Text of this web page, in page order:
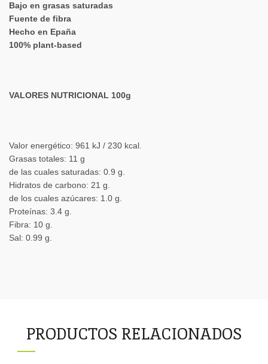
Bajo en grasas saturadas
Fuente de fibra
Hecho en Epaña
100% plant-based
VALORES NUTRICIONAL 100g
Valor energético: 961 kJ / 230 kcal.
Grasas totales: 11 g
de las cuales saturadas: 0.9 g.
Hidratos de carbono: 21 g.
de los cuales azúcares: 1.0 g.
Proteínas: 3.4 g.
Fibra: 10 g.
Sal: 0.99 g.
PRODUCTOS RELACIONADOS